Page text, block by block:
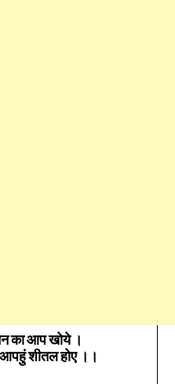
का आप खोये ।
शीतल होए ।।